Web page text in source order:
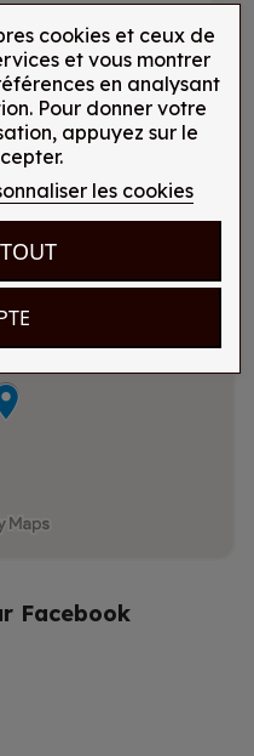
Facebook
cookies et ceux de
et vous montrer
en analysant
Pour donner votre
appuyez sur le
les cookies